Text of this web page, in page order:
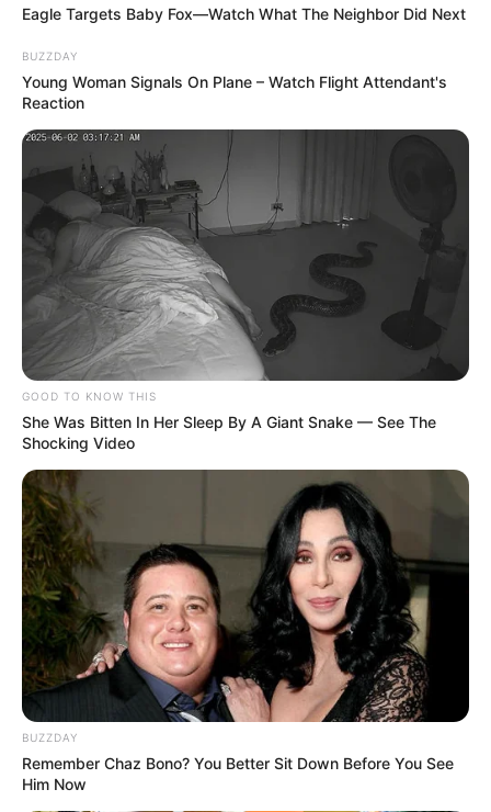
READ MORE
Simo
03/06/2021
Sechsfache MutterAngelina Jolie (45) hat im Interview
mit der "Bild"-Zeitung über die Beziehung zu ihren
sechs Kindern gesprochen: "Ich bin sehr
beschützerisch, was meine Kinder angeht", erklärt die
Schauspielerin und sechsfache Mutter. "Als meine Kids
noch jung waren, gab es Situationen, in denen di
READ MORE
Eagle Targets Baby Fox—Watch What The Neighbor Did Next
BUZZDAY
Young Woman Signals On Plane – Watch Flight Attendant's
Reaction
GOOD TO KNOW THIS
She Was Bitten In Her Sleep By A Giant Snake — See The
Shocking Video
BUZZDAY
Remember Chaz Bono? You Better Sit Down Before You See
Him Now